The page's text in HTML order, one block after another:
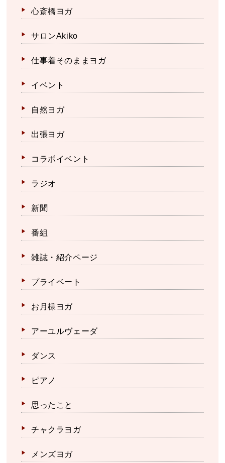
心斎橋ヨガ
サロンAkiko
仕事着そのままヨガ
イベント
自然ヨガ
出張ヨガ
コラボイベント
ラジオ
新聞
番組
雑誌・紹介ページ
プライベート
お月様ヨガ
アーユルヴェーダ
ダンス
ピアノ
思ったこと
チャクラヨガ
メンズヨガ